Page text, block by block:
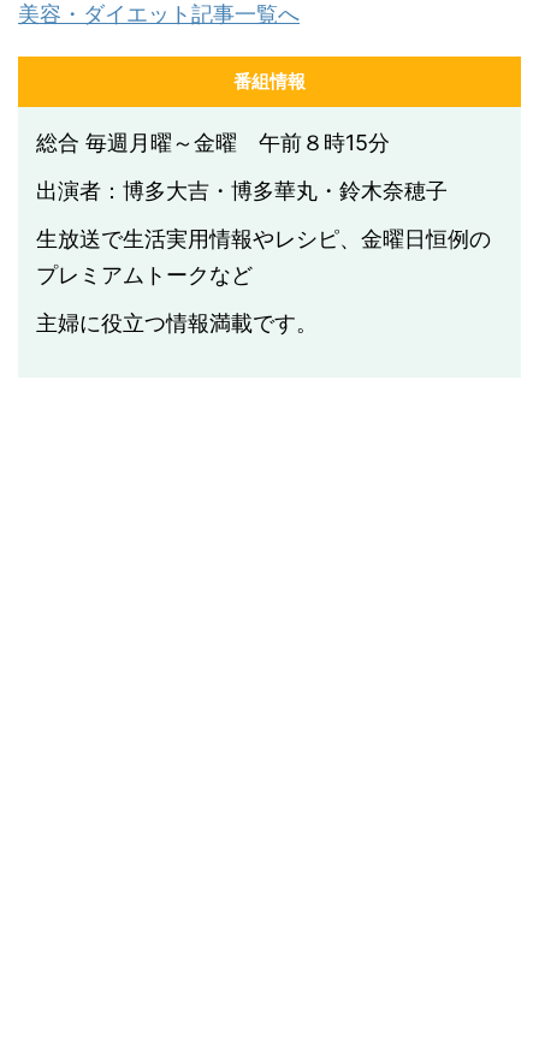
美容・ダイエット記事一覧へ
番組情報
総合 毎週月曜～金曜 午前８時15分
出演者：博多大吉・博多華丸・鈴木奈穂子
生放送で生活実用情報やレシピ、金曜日恒例の
プレミアムトークなど
主婦に役立つ情報満載です。